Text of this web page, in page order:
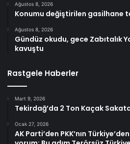
Ağustos 8, 2026
Konumu değiştirilen gasilhane
Ağustos 8, 2026
Gündüz okudu, gece Zabıtalık
kavuştu
Rastgele Haberler
Mart 9, 2026
Tekirdağ’da 2 Ton Kaçak
Ocak 27, 2026
AK Parti’den PKK’nın